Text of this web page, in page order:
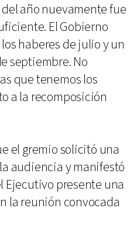
año nuevamente fue
El Gobierno
haberes de julio y un
septiembre. No
que tenemos los
a la recomposición
el gremio solicitó una
audiencia y manifestó
Ejecutivo presente una
la reunión convocada